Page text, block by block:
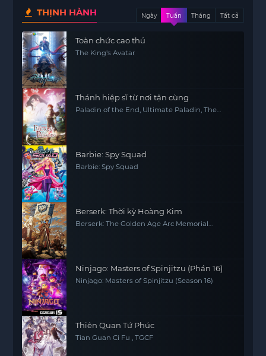
THỊNH HÀNH Ngày Tuần Tháng Tất cả
Toàn chức cao thủ
The King's Avatar
Thánh hiệp sĩ từ nơi tận cùng
Paladin of the End, Ultimate Paladin, The
Barbie: Spy Squad
Barbie: Spy Squad
Berserk: Thời kỳ Hoàng Kim
Berserk: The Golden Age Arc Memorial
Ninjago: Masters of Spinjitzu (Phần 16)
Ninjago: Masters of Spinjitzu (Season 16)
Thiên Quan Tứ Phúc
Tian Guan Ci Fu , TGCF